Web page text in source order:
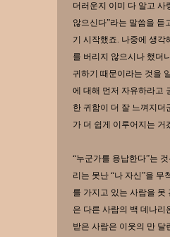
더러운지 이미 다 알고
않으신다”라는 말씀을 듣
기 시작했죠. 나중에 생각
를 버리지 않으시나 했더
귀하기 때문이라는 것을
에 대해 먼저 자유하라고
한 귀함이 더 잘 느껴지더
가 더 쉽게 이루어지는 거
“누군가를 용납한다”는
리는 못난 “나 자신”을 무
를 가지고 있는 사람을 못
은 다른 사람의 백 데나리
받은 사람은 이웃의 만 달